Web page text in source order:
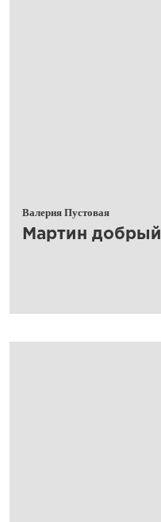
Валерия Пустовая
​Мартин добрый